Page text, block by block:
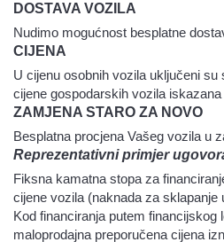
DOSTAVA VOZILA
Nudimo mogućnost besplatne
CIJENA
U cijenu osobnih vozila uključeni
cijene gospodarskih vozila
ZAMJENA STARO ZA NOVO
Besplatna procjena Vašeg vozila u
Reprezentativni primjer
Fiksna kamatna stopa za
cijene vozila (naknada za
Kod financiranja putem
maloprodajna preporučena cijena